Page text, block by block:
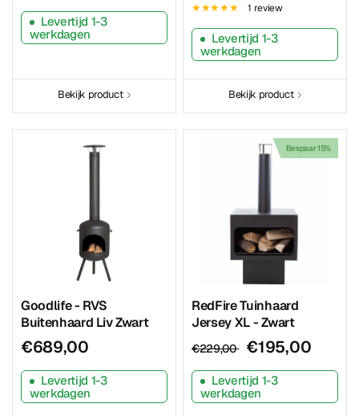
Levertijd 1-3
werkdagen
Bekijk product
1 review
Levertijd 1-3
werkdagen
Bekijk product
Goodlife - RVS
Buitenhaard Liv Zwart
€689,00
Levertijd 1-3
werkdagen
Bespaar 15%
RedFire Tuinhaard
Jersey XL - Zwart
€229,00 €195,00
Levertijd 1-3
werkdagen